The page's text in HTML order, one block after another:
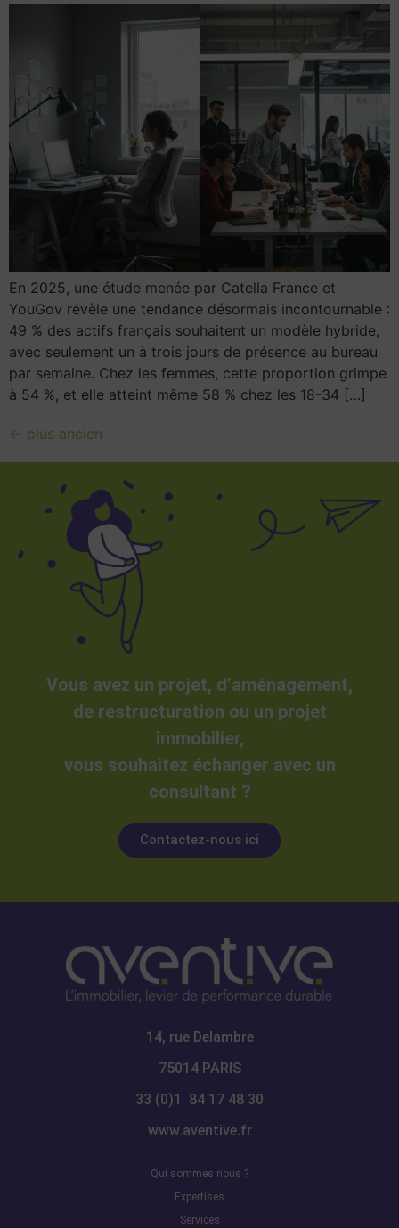
En 2025, une étude menée par Catella France et
YouGov révèle une tendance désormais incontournable :
49 % des actifs français souhaitent un modèle hybride,
avec seulement un à trois jours de présence au bureau
par semaine. Chez les femmes, cette proportion grimpe
à 54 %, et elle atteint même 58 % chez les 18-34 […]
← plus ancien
Vous avez un projet, d’aménagement,
de restructuration ou un projet
immobilier,
vous souhaitez échanger avec un
consultant ?
Contactez-nous ici
14, rue Delambre
75014 PARIS
33 (0)1 84 17 48 30
www.aventive.fr
Qui sommes nous ?
Expertises
Services